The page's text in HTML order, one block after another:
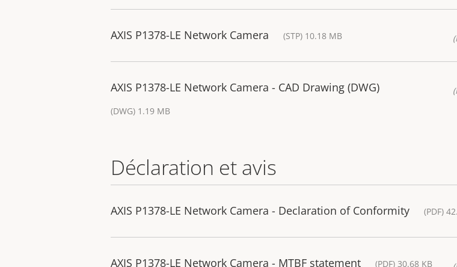
AXIS P1378-LE Network Camera (STP) 10.18 MB
AXIS P1378-LE Network Camera - CAD Drawing (DWG)
(DWG) 1.19 MB
Déclaration et avis
AXIS P1378-LE Network Camera - Declaration of Conformity (PDF)
AXIS P1378-LE Network Camera - MTBF statement (PDF) 30.68 KB